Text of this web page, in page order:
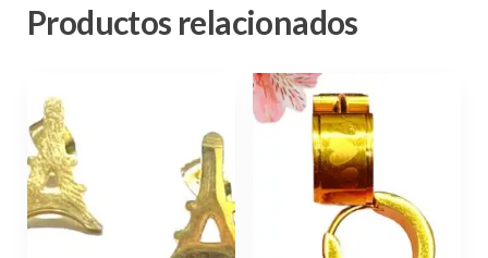
Productos relacionados